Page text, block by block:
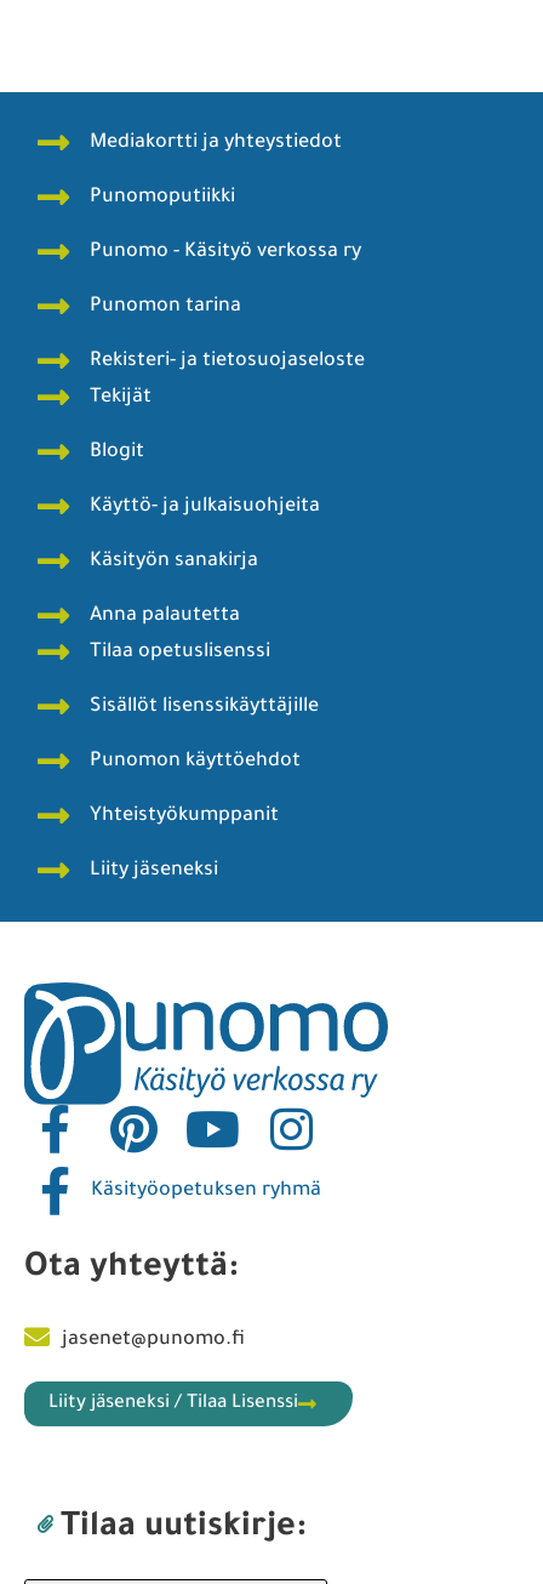
Mediakortti ja yhteystiedot
Punomoputiikki
Punomo - Käsityö verkossa ry
Punomon tarina
Rekisteri- ja tietosuojaseloste
Tekijät
Blogit
Käyttö- ja julkaisuohjeita
Käsityön sanakirja
Anna palautetta
Tilaa opetuslisenssi
Sisällöt lisenssikäyttäjille
Punomon käyttöehdot
Yhteistyökumppanit
Liity jäseneksi
Käsityöopetuksen ryhmä
Ota yhteyttä:
jasenet@punomo.fi
Liity jäseneksi / Tilaa Lisenssi
Tilaa uutiskirje: